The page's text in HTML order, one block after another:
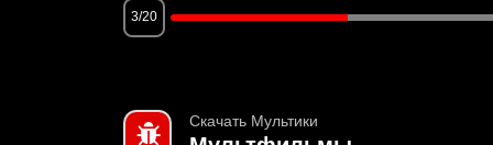
3/20
Скачать Мультики